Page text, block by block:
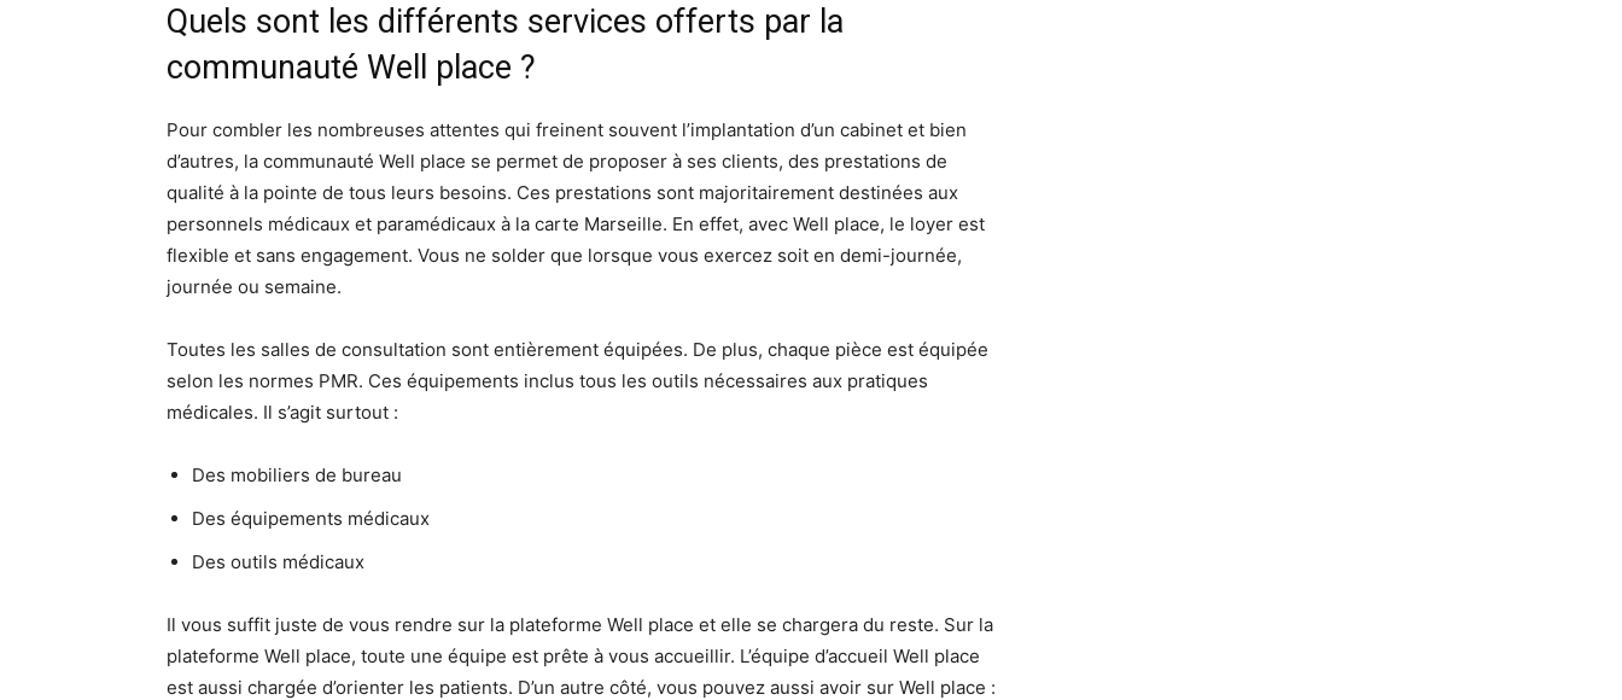
Quels sont les différents services offerts par la
communauté Well place ?
Pour combler les nombreuses attentes qui freinent souvent l’implantation d’un cabinet et bien
d’autres, la communauté Well place se permet de proposer à ses clients, des prestations de
qualité à la pointe de tous leurs besoins. Ces prestations sont majoritairement destinées aux
personnels médicaux et paramédicaux à la carte Marseille. En effet, avec Well place, le loyer est
flexible et sans engagement. Vous ne solder que lorsque vous exercez soit en demi-journée,
journée ou semaine.
Toutes les salles de consultation sont entièrement équipées. De plus, chaque pièce est équipée
selon les normes PMR. Ces équipements inclus tous les outils nécessaires aux pratiques
médicales. Il s’agit surtout :
Des mobiliers de bureau
Des équipements médicaux
Des outils médicaux
Il vous suffit juste de vous rendre sur la plateforme Well place et elle se chargera du reste. Sur la
plateforme Well place, toute une équipe est prête à vous accueillir. L’équipe d’accueil Well place
est aussi chargée d’orienter les patients. D’un autre côté, vous pouvez aussi avoir sur Well place :